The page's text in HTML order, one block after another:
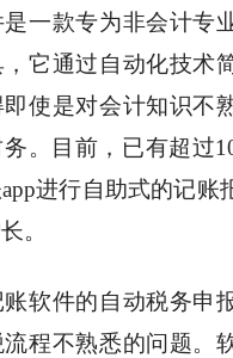
一款专为非会计专
它通过自动化技术
使是对会计知识不
。目前，已有超过
进行自助式的记账
。
软件的自动税务申
程不熟悉的问题。